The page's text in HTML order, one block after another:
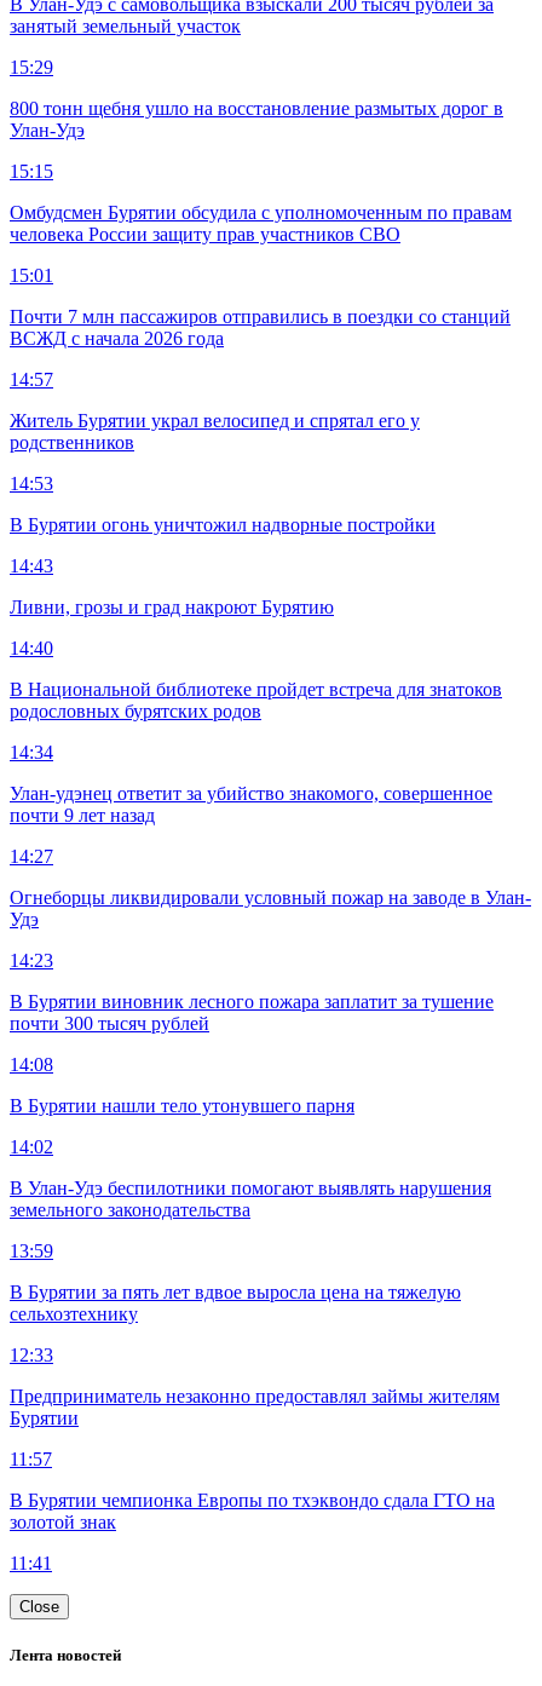
В Улан-Удэ с самовольщика взыскали 200 тысяч рублей за
занятый земельный участок
15:29
800 тонн щебня ушло на восстановление размытых дорог в
Улан-Удэ
15:15
Омбудсмен Бурятии обсудила с уполномоченным по правам
человека России защиту прав участников СВО
15:01
Почти 7 млн пассажиров отправились в поездки со станций
ВСЖД с начала 2026 года
14:57
Житель Бурятии украл велосипед и спрятал его у
родственников
14:53
В Бурятии огонь уничтожил надворные постройки
14:43
Ливни, грозы и град накроют Бурятию
14:40
В Национальной библиотеке пройдет встреча для знатоков
родословных бурятских родов
14:34
Улан-удэнец ответит за убийство знакомого, совершенное
почти 9 лет назад
14:27
Огнеборцы ликвидировали условный пожар на заводе в Улан-
Удэ
14:23
В Бурятии виновник лесного пожара заплатит за тушение
почти 300 тысяч рублей
14:08
В Бурятии нашли тело утонувшего парня
14:02
В Улан-Удэ беспилотники помогают выявлять нарушения
земельного законодательства
13:59
В Бурятии за пять лет вдвое выросла цена на тяжелую
сельхозтехнику
12:33
Предприниматель незаконно предоставлял займы жителям
Бурятии
11:57
В Бурятии чемпионка Европы по тхэквондо сдала ГТО на
золотой знак
11:41
Close
Лента новостей